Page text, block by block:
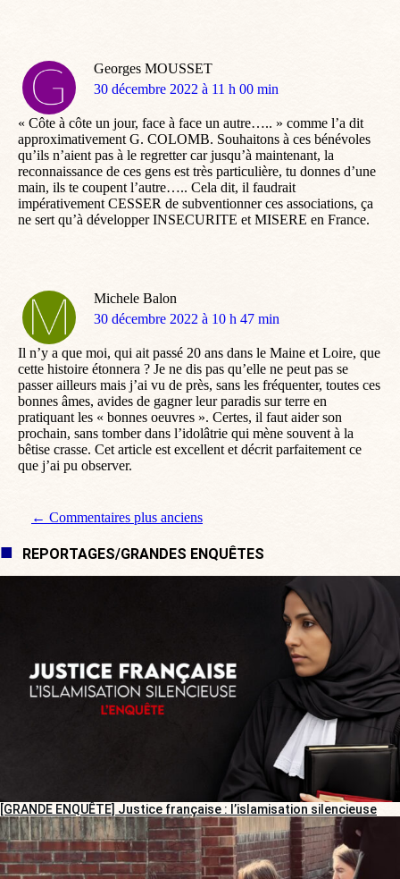
Georges MOUSSET
dit
30 décembre 2022 à 11 h 00 min
« Côte à côte un jour, face à face un autre….. » comme l’a dit
approximativement G. COLOMB. Souhaitons à ces bénévoles
qu’ils n’aient pas à le regretter car jusqu’à maintenant, la
reconnaissance de ces gens est très particulière, tu donnes d’une
main, ils te coupent l’autre….. Cela dit, il faudrait
impérativement CESSER de subventionner ces associations, ça
ne sert qu’à développer INSECURITE et MISERE en France.
Michele Balon
dit
30 décembre 2022 à 10 h 47 min
Il n’y a que moi, qui ait passé 20 ans dans le Maine et Loire, que
cette histoire étonnera ? Je ne dis pas qu’elle ne peut pas se
passer ailleurs mais j’ai vu de près, sans les fréquenter, toutes ces
bonnes âmes, avides de gagner leur paradis sur terre en
pratiquant les « bonnes oeuvres ». Certes, il faut aider son
prochain, sans tomber dans l’idolâtrie qui mène souvent à la
bêtise crasse. Cet article est excellent et décrit parfaitement ce
que j’ai pu observer.
Navigation de commentaire
← Commentaires plus anciens
REPORTAGES/GRANDES ENQUÊTES
[GRANDE ENQUÊTE] Justice française : l’islamisation silencieuse